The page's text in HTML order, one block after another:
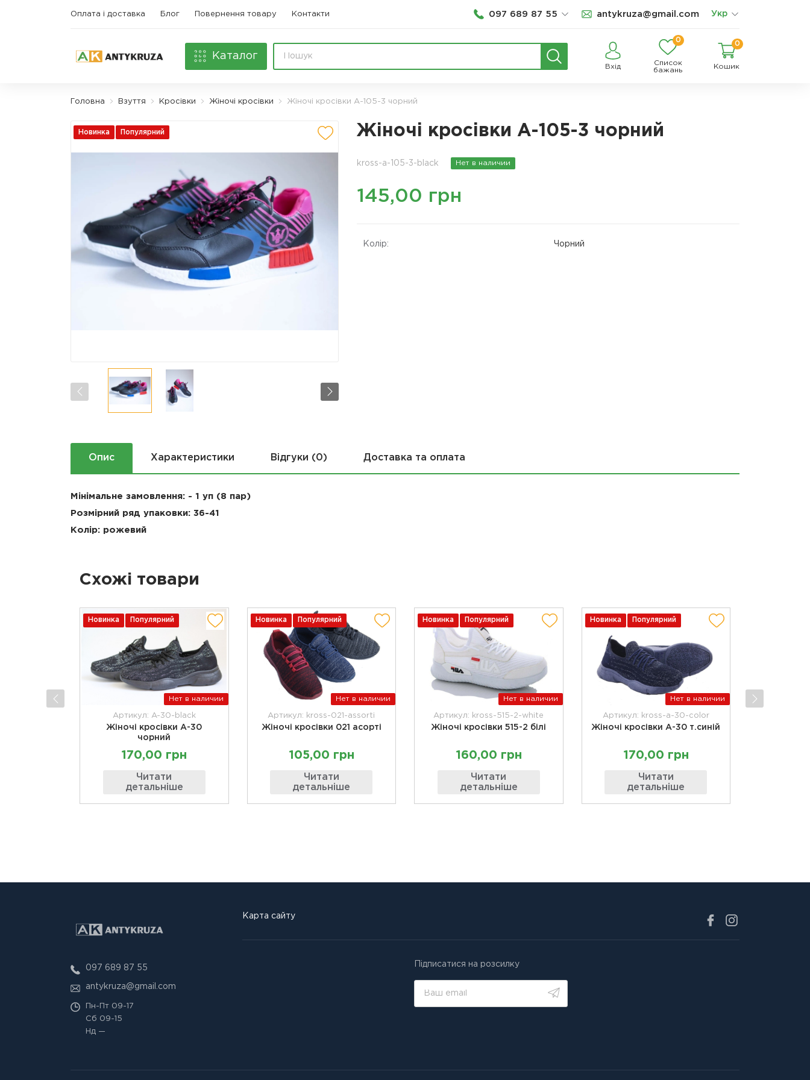
Оплата і доставка Блог Повернення товару Контакти 097 689 87 55 antykruza@gmail.com Укр
Каталог
Вхід
0
Список
бажань
0
Кошик
Головна Взуття Кросівки Жіночі кросівки Жіночі кросівки А-105-3 чорний
Новинка Популярний Жіночі кросівки А-105-3 чорний
kross-a-105-3-black Нет в наличии
145,00 грн
Колір: Чорний
Опис Характеристики Відгуки (0) Доставка та оплата
Мінімальне замовлення: - 1 уп (8 пар)
Розмірний ряд упаковки: 36-41
Колір: рожевий
Схожі товари
Новинка Популярний
Нет в наличии
Артикул: A-30-black
Жіночі кросівки А-30
чорний
170,00 грн
Читати
детальніше
Новинка Популярний
Нет в наличии
Артикул: kross-021-assorti
Жіночі кросівки 021 асорті
105,00 грн
Читати
детальніше
Новинка Популярний
Нет в наличии
Артикул: kross-515-2-white
Жіночі кросівки 515-2 білі
160,00 грн
Читати
детальніше
Новинка Популярний
Нет в наличии
Артикул: kross-a-30-color
Жіночі кросівки А-30 т.синій
170,00 грн
Читати
детальніше
097 689 87 55
antykruza@gmail.com
Пн-Пт 09-17
Сб 09-15
Нд —
Карта сайту
Підписатися на розсилку